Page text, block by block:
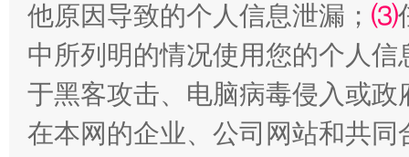
他原因导致的个人信息泄漏； ⑶
中所列明的情况使用您的个人
于黑客攻击、电脑病毒侵入或
在本网的企业、公司网站和共